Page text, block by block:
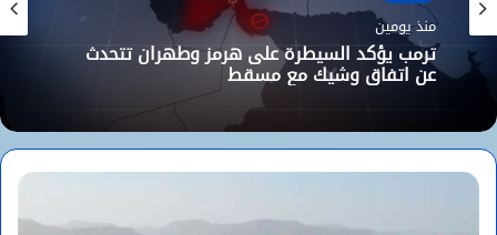
منذ يومين
ترمب يؤكد السيطرة على هرمز وطهران تتحدث
عن اتفاق وشيك مع مسقط